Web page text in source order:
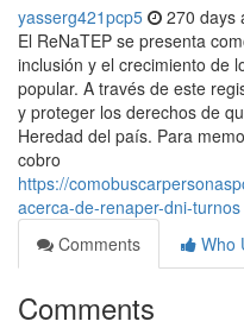
yasserg421pcp5 270 days
El⁣ ReNaTEP se presenta
inclusión y el crecimiento de
popular. ⁣A través de este
y proteger los derechos de
Heredad del país. Para
cobro
https://
acerca-de-renaper-dni-turnos
Comments
Who
Comments